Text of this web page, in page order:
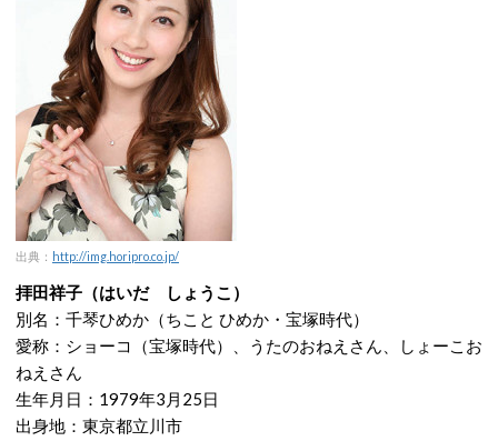
出典： http://img.horipro.co.jp/
拝田祥子（はいだ しょうこ）
別名：千琴ひめか（ちこと ひめか・宝塚時代）
愛称：ショーコ（宝塚時代）、うたのおねえさん、しょーこお
ねえさん
生年月日：1979年3月25日
出身地：東京都立川市